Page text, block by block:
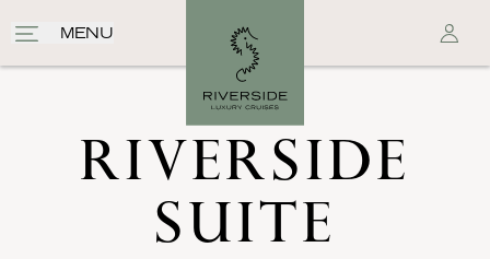
MENU
RIVERSIDE
SUITE